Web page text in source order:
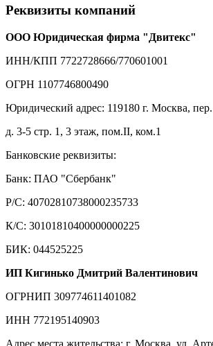
Реквизиты компаний
ООО Юридическая фирма "Двитекс"
ИНН/КПП 7722728666/770601001
ОГРН 1107746800490
Юридический адрес: 119180 г. Москва,
д. 3-5 стр. 1, 3 этаж, пом.II, ком.1
Банковские реквизиты:
Банк: ПАО "Сбербанк"
Р/С: 40702810738000235733
К/С: 30101810400000000225
БИК: 044525225
ИП Кигинько Дмитрий Валентинович
ОГРНИП 309774611401082
ИНН 772195140903
Адрес места жительства: г. Москва, ул.